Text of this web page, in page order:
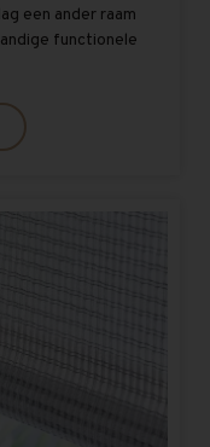
een ander raam
functionele